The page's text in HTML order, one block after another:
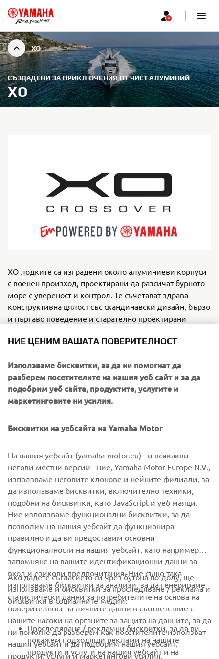
XO
СЪЗДАДЕНИ ЗА ПРИКЛЮЧЕНИЯ ОТ ЧИСТ АЛУМИНИЙ
XO
XO лодките са изградени около алуминиеви корпуси
с военен произход, проектирани да разсичат бурното
море с увереност и контрол. Те съчетават здрава
конструктивна цялост със скандинавски дизайн, бързо
и пъргаво поведение и старателно проектирани
целогодишни любители на приключенията,
XO предлага лодки с каюта, открити модели и
кросоувъри, които се справят отлично в трудни
условия. За яхтмени, които търсят увереност при
всякакви метеорологични условия с модерно
изтънчен комфорт на борда.
1/2
ОФИЦИАЛЕН УЕБСАЙТ НА XO
CORPORATE
FOR BUSINESS
MORE YAMAHA
НИЕ ЦЕНИМ ВАШАТА ПОВЕРИТЕЛНОСТ
Използваме бисквитки, за да ни помогнат да
разберем посетителите на нашия уеб сайт и за да
подобрим уеб сайта, продуктите, услугите и
маркетинговите ни усилия.
Бисквитки на уебсайта на Yamaha Motor
На нашия уебсайт (yamaha-motor.eu) - и всякакви
негови местни версии - ние, Yamaha Motor Europe N.V.,
използваме неговите клонове и нейните филиали, за
да използваме бисквитки, включително техники,
подобни на бисквитки, като JavaScript и уеб маяци.
Ние използваме функционални бисквитки, за да
позволим на нашия уебсайт да функционира
правилно и да ви предоставим основни
функционалности на нашия уебсайт, като например
запомняне на вашите идентификационни данни за
вход и езикови предпочитания. Ние също така
използваме бисквитки за анализи, за да генерираме
статистически данни за потребителите на основа на
поверителност на личните данни в съответствие с
нашите насоки на органите за защита на данните, за да
ни помогне да разберем как посетителите използват
нашия уебсайт и да подобрим нашия уебсайт,
продукти, услуги и маркетингови усилия.
Ако дадете съгласието си чрез бутона по-долу, ще
използваме и бисквитки за проследяване / реклама и
бисквитки в социалните медии:
Проследяване / рекламни бисквитки, за да ви
покажем подходящи реклами на нашите
продукти и услуги на нашия уебсайт и на